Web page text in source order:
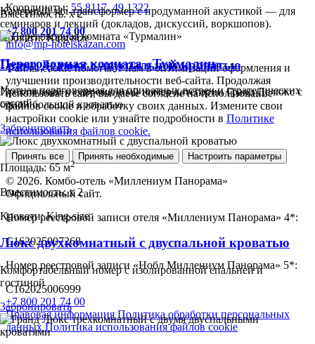
Вместимость: x2
Кровати:King-size
Гранд Делюкс с двуспальной кроватью
Практичный и современный номер категории Гранд Делюкс с
одной большой кроватью
Забронировать
Площадь: 65 м2
Вместимость: x2
Кровати:King-size
Люкс двухкомнатный с двуспальной кроватью
Комфортабельный номер с изолированной спальней и
гостиной
Забронировать
Камерный зал‑трансформер с продуманной акустикой — для
семинаров и лекций (докладов, дискуссий, воркшопов).
Переговорная комната «Турмалин»
Уютная переговорная для приватных встреч и стратегических
сессий.
Координаты: 55.8117, 49.1322
+7 800 201 74 00
info@mp-hotelskazan.com
Файлы cookie помогают нам в оптимизации оформления и
улучшении производительности веб-сайта. Продолжая
использовать сайт, вы даете согласие на использование
файлов cookie и обработку своих данных. Измените свои
настройки cookie или узнайте подробности в Политике
использования файлов cookie.
Принять все Принять необходимые Настроить параметры
© 2026. Комбо-отель «Миллениум Панорама»
Официальный сайт.
Номер реестровой записи отеля «Миллениум Панорама» 4*:
С162025007268
Номер реестровой записи «Нобл Миллениум Панорама» 5*:
С162025006999
+7 800 201 74 00
Правовая информация Политика обработки персональных
данныхПолитика использования файлов cookie